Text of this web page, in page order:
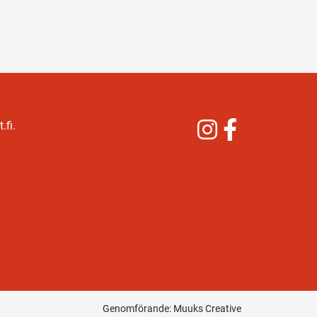
Instagram
Genomförande: Muuks Creative